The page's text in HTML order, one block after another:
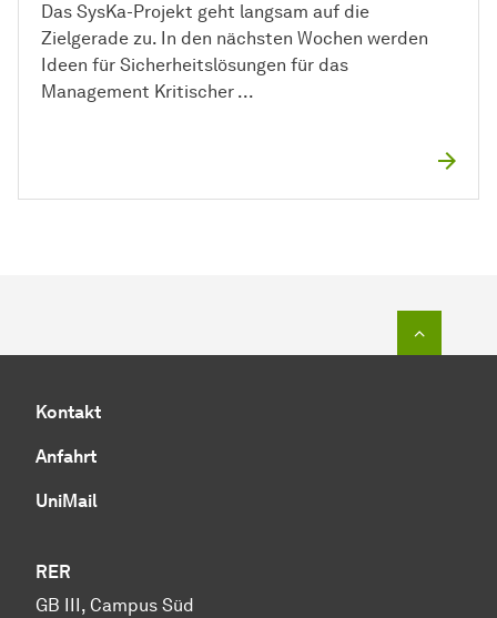
Das SysKa-Projekt geht langsam auf die
Zielgerade zu. In den nächsten Wochen werden
Ideen für Sicherheitslösungen für das
Management Kritischer ...
Kontakt
Anfahrt
UniMail
RER
GB III, Campus Süd